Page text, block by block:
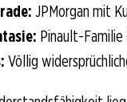
JPMorgan mit
Pinault-
Völlig